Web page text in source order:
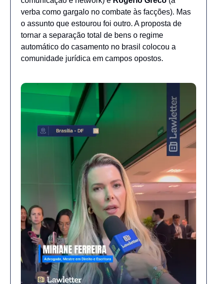
verba como gargalo no combate às facções). Mas
o assunto que estourou foi outro. A proposta de
tornar a separação total de bens o regime
automático do casamento no brasil colocou a
comunidade jurídica em campos opostos.